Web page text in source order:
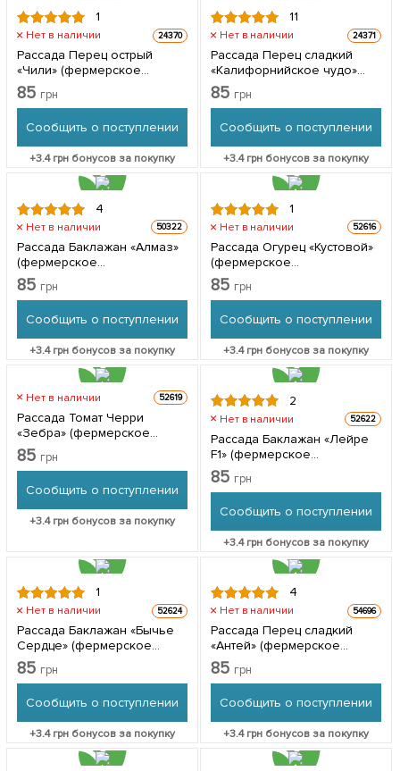
1
Нет в наличии 24370
Рассада Перец острый
«Чили» (фермерское
взращивание), 1шт в
упаковке
85 грн
Сообщить о поступлении
+3.4грн бонусов за покупку
11
Нет в наличии 24371
Рассада Перец сладкий
«Калифорнийское чудо»
(фермерское
взращивание), 1шт в
85 грн
Сообщить о поступлении
+3.4грн бонусов за покупку
4
Нет в наличии 50322
Рассада Баклажан «Алмаз»
(фермерское
взращивание), 1шт в
упаковке
85 грн
Сообщить о поступлении
+3.4грн бонусов за покупку
1
Нет в наличии 52616
Рассада Огурец «Кустовой»
(фермерское
взращивание), 1шт в
упаковке
85 грн
Сообщить о поступлении
+3.4грн бонусов за покупку
Нет в наличии 52619
Рассада Томат Черри
«Зебра» (фермерское
взращивание), 1шт в
упаковке
85 грн
Сообщить о поступлении
+3.4грн бонусов за покупку
2
Нет в наличии 52622
Рассада Баклажан «Лейре
F1» (фермерское
взращивание), 1шт в
упаковке
85 грн
Сообщить о поступлении
+3.4грн бонусов за покупку
1
Нет в наличии 52624
Рассада Баклажан «Бычье
Сердце» (фермерское
взращивание), 1шт в
упаковке
85 грн
Сообщить о поступлении
+3.4грн бонусов за покупку
4
Нет в наличии 54696
Рассада Перец сладкий
«Антей» (фермерское
взращивание), 1шт в
упаковке
85 грн
Сообщить о поступлении
+3.4грн бонусов за покупку